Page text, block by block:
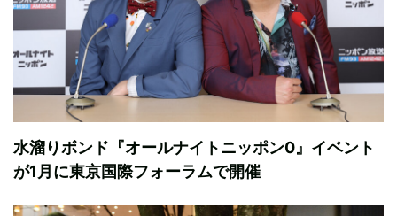
水溜りボンド『オールナイトニッポン0』イベント
が1月に東京国際フォーラムで開催